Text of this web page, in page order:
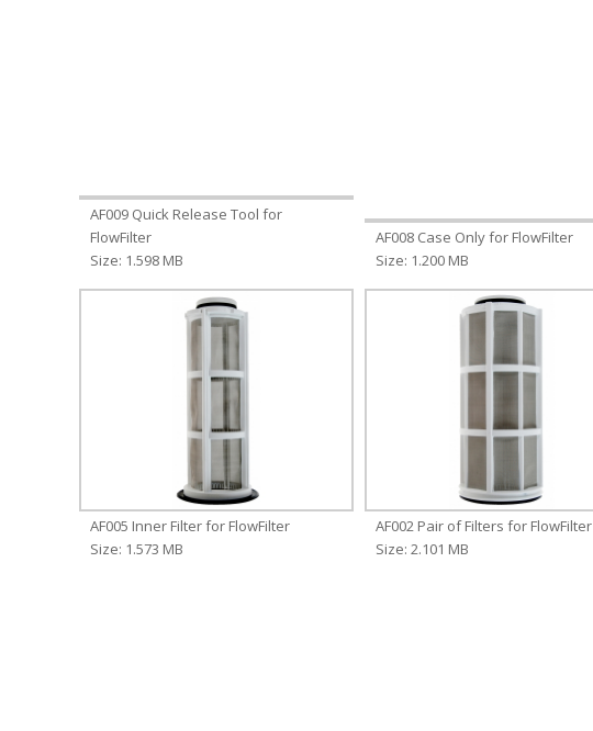
AF009 Quick Release Tool for
FlowFilter
Size: 1.598 MB
AF008 Case Only for FlowFilter
Size: 1.200 MB
AF005 Inner Filter for FlowFilter
Size: 1.573 MB
AF002 Pair of Filters for FlowFilter
Size: 2.101 MB